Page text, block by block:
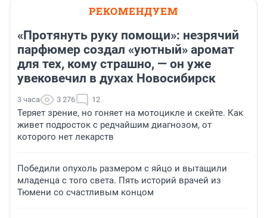
РЕКОМЕНДУЕМ
«Протянуть руку помощи»: незрячий
парфюмер создал «уютный» аромат
для тех, кому страшно, — он уже
увековечил в духах Новосибирск
3 часа 3 276 12
Теряет зрение, но гоняет на мотоцикле и скейте. Как
живет подросток с редчайшим диагнозом, от
которого нет лекарств
Победили опухоль размером с яйцо и вытащили
младенца с того света. Пять историй врачей из
Тюмени со счастливым концом